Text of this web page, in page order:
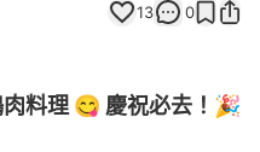
13 0
料理 😋 慶祝必去！🎉